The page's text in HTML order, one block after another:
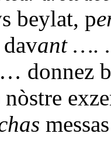
beylat, p
nòstre